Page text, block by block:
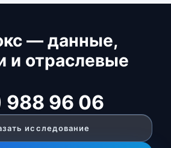
— данные,
и отраслевые
988 96 06
исследование